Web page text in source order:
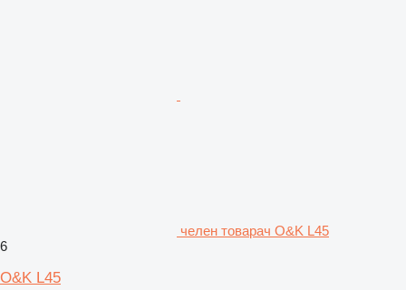
челен товарач O&K L45
6
O&K L45